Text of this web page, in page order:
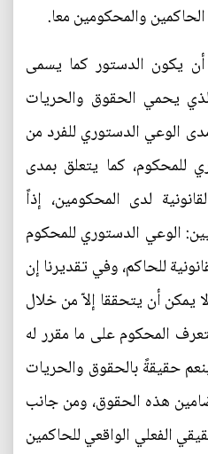
والمحكومين معا.
أن يكون الدستور كما يسمى
يحمي الحقوق والحريات
الوعي الدستوري للفرد من
للمحكوم، كما يتعلق بمدى
لدى المحكومين، إذاً
الوعي الدستوري للمحكوم
للحاكم، وفي تقديرنا إن
يمكن أن يتحققا إلاّ من خلال
المحكوم على ما مقرر له
حقيقةً بالحقوق والحريات
هذه الحقوق، ومن جانب
الفعلي الواقعي للحاكمين